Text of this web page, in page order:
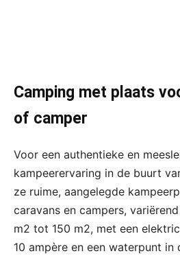
Camping met plaats
of camper
Voor een authentieke en
kampeerervaring in de buurt
ze ruime, aangelegde
caravans en campers,
m2 tot 150 m2, met een
10 ampère en een waterpunt in